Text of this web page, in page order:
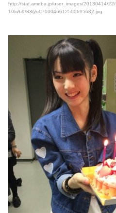
http://stat.ameba.jp/user_images/20130414/22/
10ki/b9/83/j/o0700046612500695682.jpg